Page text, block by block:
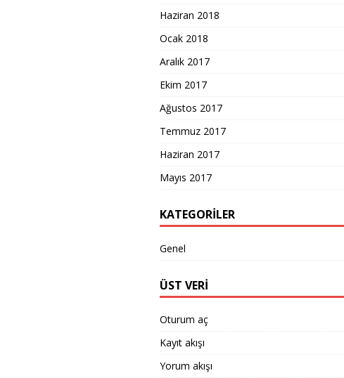
Haziran 2018
Ocak 2018
Aralık 2017
Ekim 2017
Ağustos 2017
Temmuz 2017
Haziran 2017
Mayıs 2017
KATEGORILER
Genel
ÜST VERI
Oturum aç
Kayıt akışı
Yorum akışı